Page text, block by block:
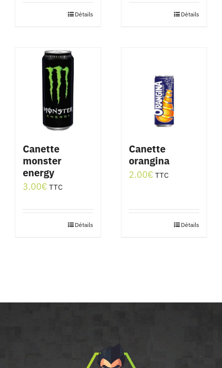
Détails Détails
Canette
monster
energy
3.00€ TTC
Détails
Canette
orangina
2.00€ TTC
Détails